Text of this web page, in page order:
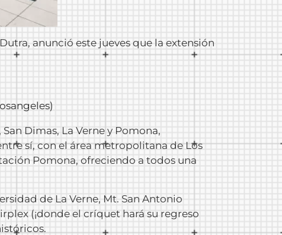
anunció este jueves que la extensión
Dimas, La Verne y Pomona,
sí, con el área metropolitana de Los
Pomona, ofreciendo a todos una
de La Verne, Mt. San Antonio
(¡donde el críquet hará su regreso